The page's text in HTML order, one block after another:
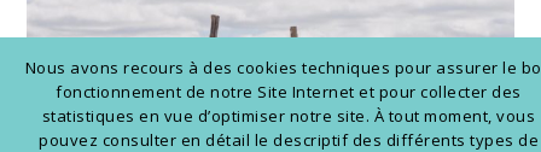
Nous avons recours à des cookies techniques pour assurer le
fonctionnement de notre Site Internet et pour collecter des
statistiques en vue d’optimiser notre site. À tout moment, vous
pouvez consulter en détail le descriptif des différents types de